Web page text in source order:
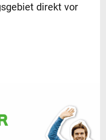
direkt vor